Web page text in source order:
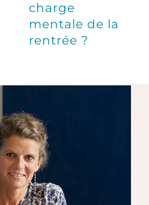
charge
mentale de la
rentrée ?